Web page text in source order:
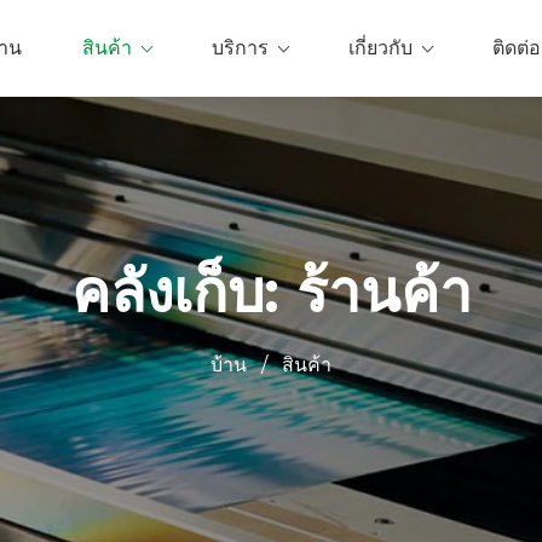
น สินค้า บริการ เกี่ยวกับ ติดต่อ
คลังเก็บ: ร้านค้า
บ้าน / สินค้า